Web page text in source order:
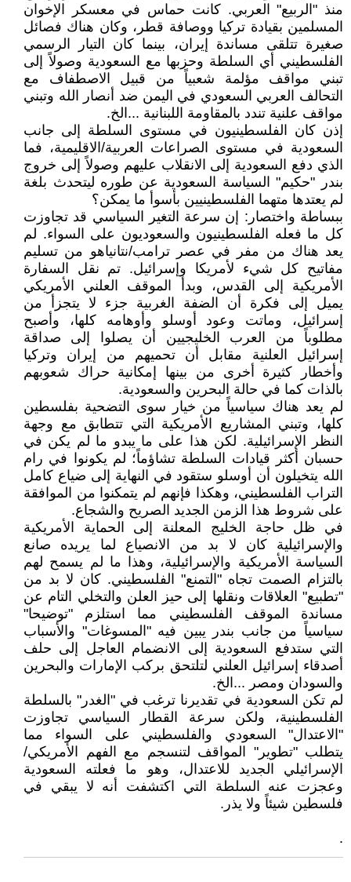
منذ "الربيع" العربي. كانت حماس في معسكر الإخوان
المسلمين بقيادة تركيا ووصافة قطر، وكان هناك فصائل
صغيرة تتلقى مساندة إيران، بينما كان التيار الرسمي
الفلسطيني أي السلطة وحزبها مع السعودية وصولاً إلى
تبني مواقف مؤلمة شعبياً من قبيل الاصطفاف مع
التحالف العربي السعودي في اليمن ضد أنصار الله وتبني
مواقف علنية تندد بالمقاومة اللبنانية ...الخ.
إذن كان الفلسطينيون في مستوى السلطة إلى جانب
السعودية في مستوى الصراعات العربية/الاقليمية، فما
الذي دفع السعودية إلى الانقلاب عليهم وصولاً إلى خروج
بندر "حكيم" السياسة السعودية عن طوره ليتحدث بلغة
لم يعتدها متهما الفلسطينيين بأسوأ ما يمكن؟
ببساطة واختصار: إن سرعة التغير السياسي قد تجاوزت
كل ما فعله الفلسطينيون والسعوديون على السواء. لم
يعد هناك من مفر في عصر ترامب/نتانياهو من تسليم
مفاتيح كل شيء لأمريكا وإسرائيل. تم نقل السفارة
الأمريكية إلى القدس، وبدأ الموقف العلني الأمريكي
يميل إلى فكرة أن الضفة الغربية جزء لا يتجزأ من
إسرائيل، وماتت وعود أوسلو وأوهامه كلها، وأصبح
مطلوباً من العرب الخليجيين أن يصلوا إلى صداقة
إسرائيل العلنية مقابل أن تحميهم من إيران وتركيا
وأخطار كثيرة أخرى من بينها إمكانية حراك شعوبهم
بالذات كما في حالة البحرين والسعودية.
لم يعد هناك سياسياً من خيار سوى التضحية بفلسطين
كلها، وتبني المشاريع الأمريكية التي تتطابق مع وجهة
النظر الإسرائيلية. لكن هذا على ما يبدو ما لم يكن في
حسبان أكثر قيادات السلطة تشاؤماً؛ لم يكونوا في رام
الله يتخيلون أن أوسلو ستقود في النهاية إلى ضياع كامل
التراب الفلسطيني، وهكذا فإنهم لم يتمكنوا من الموافقة
على شروط هذا الزمن الجديد الصريح والشجاع.
في ظل حاجة الخليج المعلنة إلى الحماية الأمريكية
والإسرائيلية كان لا بد من الانصياع لما يريده صانع
السياسة الأمريكية والإسرائيلية، وهذا ما لم يسمح لهم
بالتزام الصمت تجاه "التمنع" الفلسطيني. كان لا بد من
"تطبيع" العلاقات ونقلها إلى حيز العلن والتخلي التام عن
مساندة الموقف الفلسطيني مما استلزم "توضيحا"
سياسياً من جانب بندر يبين فيه "المسوغات" والأسباب
التي ستدفع السعودية إلى الانضمام العاجل إلى حلف
أصدقاء إسرائيل العلني لتلتحق بركب الإمارات والبحرين
والسودان ومصر ...الخ.
لم تكن السعودية في تقديرنا ترغب في "الغدر" بالسلطة
الفلسطينية، ولكن سرعة القطار السياسي تجاوزت
"الاعتدال" السعودي والفلسطيني على السواء مما
يتطلب "تطوير" المواقف لتنسجم مع الفهم الأمريكي/
الإسرائيلي الجديد للاعتدال، وهو ما فعلته السعودية
وعجزت عنه السلطة التي اكتشفت أنه لا يبقي في
فلسطين شيئاً ولا يذر.
.